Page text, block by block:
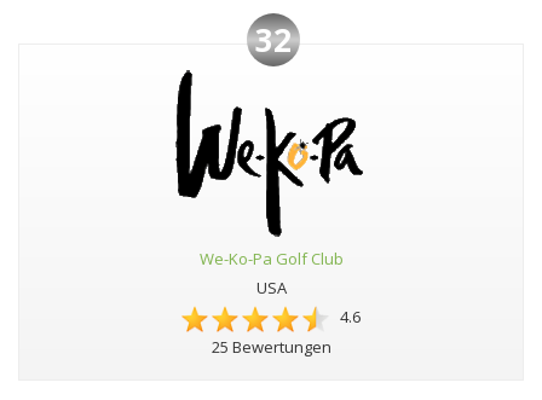
32
We-Ko-Pa Golf Club
USA
4.6
25 Bewertungen